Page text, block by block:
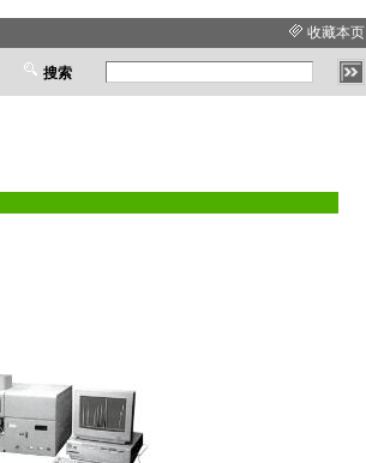
收藏本页
搜索